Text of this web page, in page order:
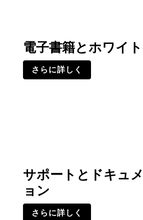
電子書籍とホワイ
さらに詳しく
サポートとドキュ
ョン
さらに詳しく